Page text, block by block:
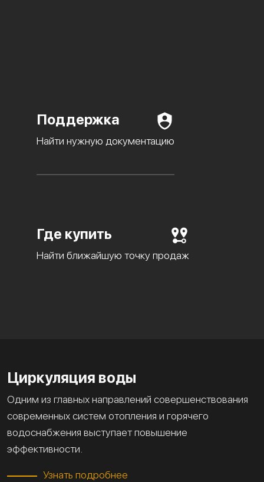
Поддержка
Найти нужную документацию
Где купить
Найти ближайшую точку продаж
Циркуляция воды
Одним из главных направлений совершенствования
современных систем отопления и горячего
водоснабжения выступает повышение
эффективности.
Узнать подробнее